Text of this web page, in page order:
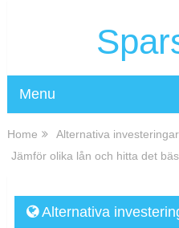
Menu
Home
Alternativa investeringar
Jämför olika lån och hitta det
Alternativa